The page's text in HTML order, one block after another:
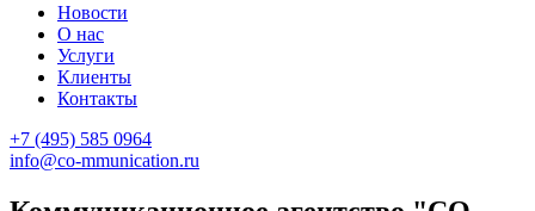
Новости
О нас
Услуги
Клиенты
Контакты
+7 (495) 585 0964
info@co-mmunication.ru